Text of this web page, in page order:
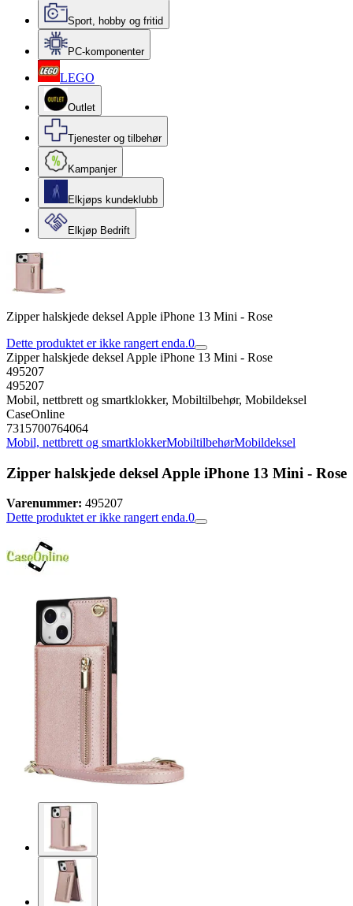
Sport, hobby og fritid
PC-komponenter
LEGO
Outlet
Tjenester og tilbehør
Kampanjer
Elkjøps kundeklubb
Elkjøp Bedrift
Zipper halskjede deksel Apple iPhone 13 Mini - Rose
Dette produktet er ikke rangert enda.0
Zipper halskjede deksel Apple iPhone 13 Mini - Rose
495207
495207
Mobil, nettbrett og smartklokker, Mobiltilbehør, Mobildeksel
CaseOnline
7315700764064
Mobil, nettbrett og smartklokkerMobiltilbehørMobildeksel
Zipper halskjede deksel Apple iPhone 13 Mini - Rose
Varenummer: 495207
Dette produktet er ikke rangert enda.0